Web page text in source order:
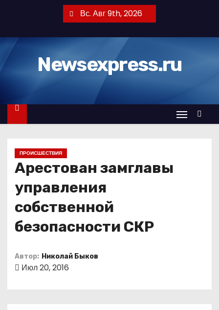
т
к
Вс. Авг 9th, 2026
Newsexpress.ru
ПРОИСШЕСТВИЯ
Арестован замглавы
управления
собственной
безопасности СКР
Автор: Николай Быков
Июл 20, 2016